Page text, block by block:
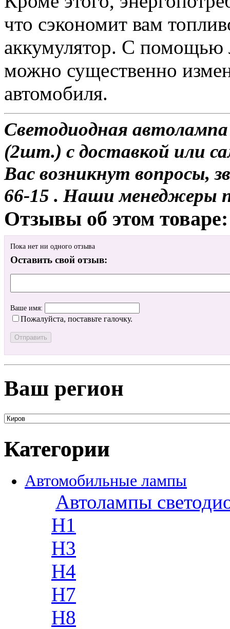
что сэкономит вам
аккумулятор. С помощью
можно существенно
автомобиля.
Светодиодная
(2шт.) с доставкой или
Вас возникнут вопросы,
66-15 . Наши менеджеры
Отзывы об этом товаре:
Пока нет ни одного отзыва
Оставить свой отзыв:
Ваше имя:
Пожалуйста, поставьте галочку.
Ваш регион
Категории
Автомобильные лампы
Автолампы
H1
H3
H4
H7
H8